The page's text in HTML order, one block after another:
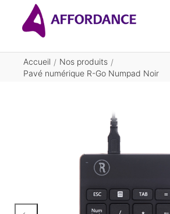
Accueil / Nos produits /
Pavé numérique R-Go Numpad Noir